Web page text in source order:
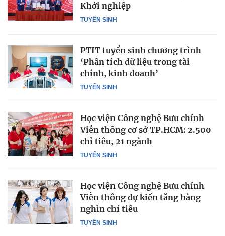
TUYỂN SINH
Khởi nghiệp
TUYỂN SINH
PTIT tuyển sinh chương trình
‘Phân tích dữ liệu trong tài
chính, kinh doanh’
TUYỂN SINH
Học viện Công nghệ Bưu chính
Viễn thông cơ sở TP.HCM: 2.500
chỉ tiêu, 21 ngành
TUYỂN SINH
Học viện Công nghệ Bưu chính
Viễn thông dự kiến tăng hàng
nghìn chỉ tiêu